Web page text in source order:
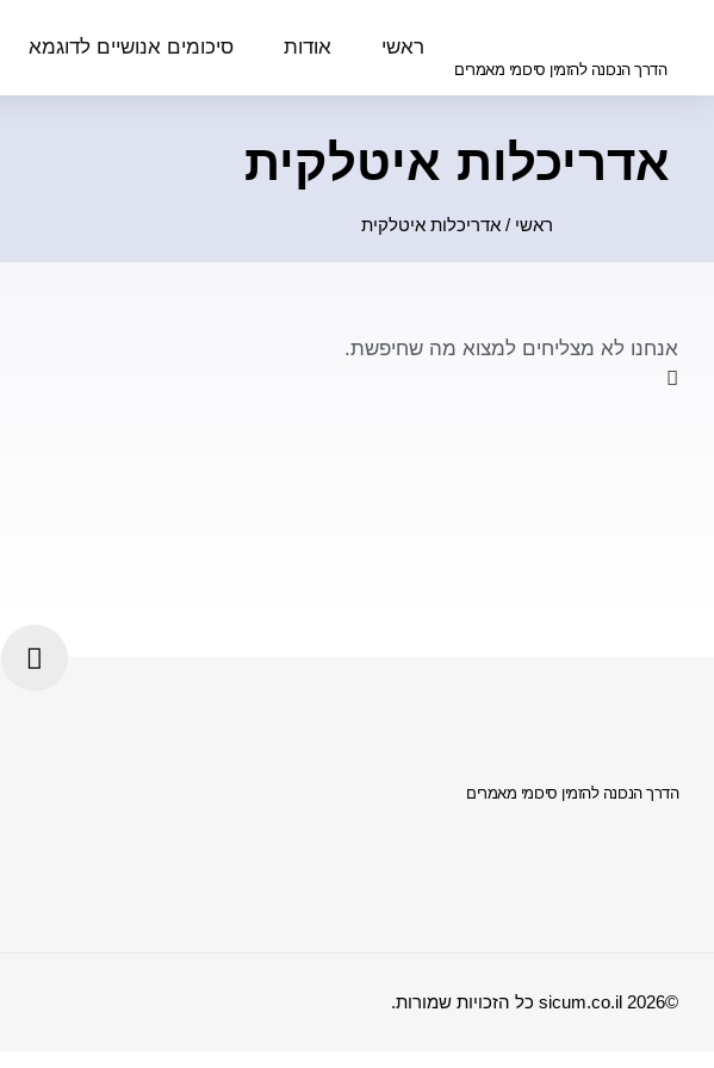
הדרך הנכונה להזמין סיכומי מאמרים
ראשי אודות סיכומים אנושיים לדוגמא
אדריכלות איטלקית
ראשי / אדריכלות איטלקית
אנחנו לא מצליחים למצוא מה שחיפשת.
הדרך הנכונה להזמין סיכומי מאמרים
©2026 sicum.co.il כל הזכויות שמורות.